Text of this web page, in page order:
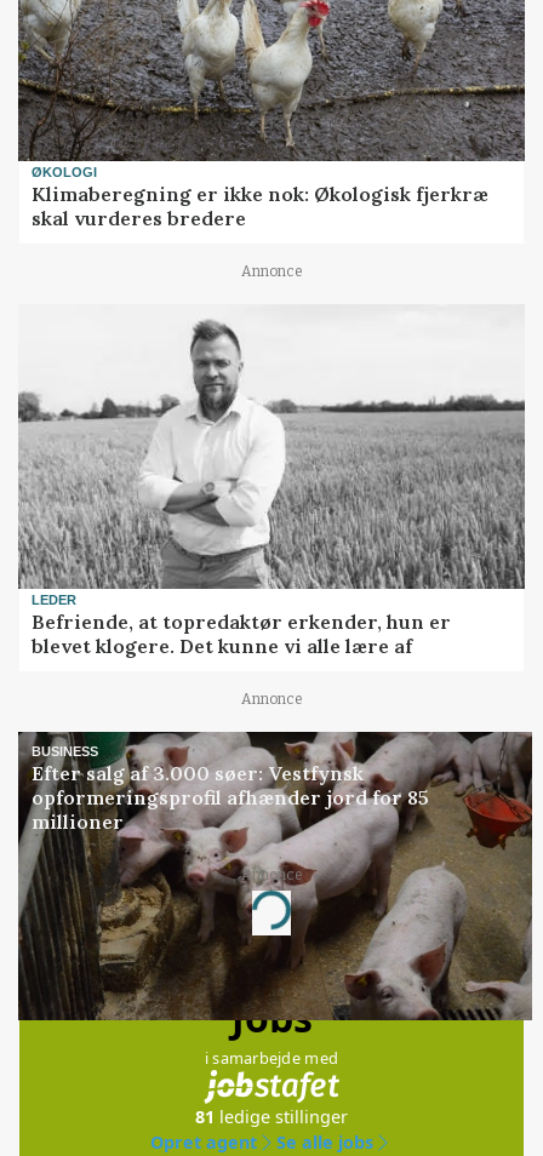
ØKOLOGI
Klimaberegning er ikke nok: Økologisk fjerkræ
skal vurderes bredere
Annonce
LEDER
Befriende, at topredaktør erkender, hun er
blevet klogere. Det kunne vi alle lære af
Annonce
BUSINESS
Efter salg af 3.000 søer: Vestfynsk
opformeringsprofil afhænder jord for 85
millioner
Annonce
Loading...
Jobs
i samarbejde med
81 ledige stillinger
Opret agent
Se alle jobs